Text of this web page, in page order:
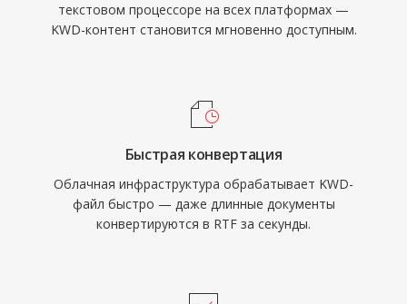
текстовом процессоре на всех платформах —
KWD-контент становится мгновенно доступным.
Быстрая конвертация
Облачная инфраструктура обрабатывает KWD-
файл быстро — даже длинные документы
конвертируются в RTF за секунды.